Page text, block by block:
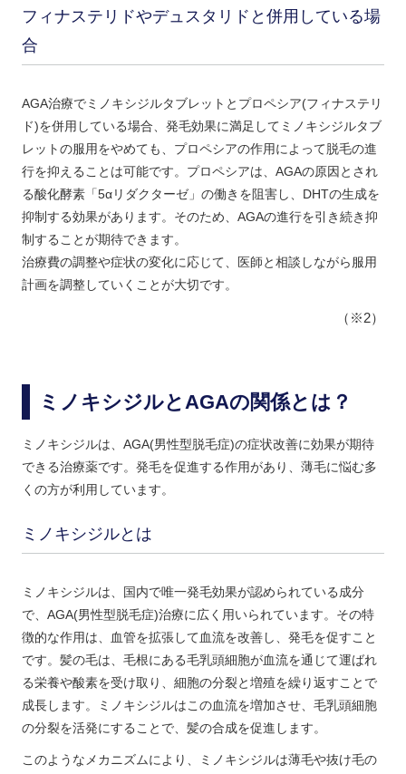
フィナステリドやデュスタリドと併用している場
合
AGA治療でミノキシジルタブレットとプロペシア(フィナステリ
ド)を併用している場合、発毛効果に満足してミノキシジルタブ
レットの服用をやめても、プロペシアの作用によって脱毛の進
行を抑えることは可能です。プロペシアは、AGAの原因とされ
る酸化酵素「5αリダクターゼ」の働きを阻害し、DHTの生成を
抑制する効果があります。そのため、AGAの進行を引き続き抑
制することが期待できます。
治療費の調整や症状の変化に応じて、医師と相談しながら服用
計画を調整していくことが大切です。
（※2）
ミノキシジルとAGAの関係とは？
ミノキシジルは、AGA(男性型脱毛症)の症状改善に効果が期待
できる治療薬です。発毛を促進する作用があり、薄毛に悩む多
くの方が利用しています。
ミノキシジルとは
ミノキシジルは、国内で唯一発毛効果が認められている成分
で、AGA(男性型脱毛症)治療に広く用いられています。その特
徴的な作用は、血管を拡張して血流を改善し、発毛を促すこと
です。髪の毛は、毛根にある毛乳頭細胞が血流を通じて運ばれ
る栄養や酸素を受け取り、細胞の分裂と増殖を繰り返すことで
成長します。ミノキシジルはこの血流を増加させ、毛乳頭細胞
の分裂を活発にすることで、髪の合成を促進します。
このようなメカニズムにより、ミノキシジルは薄毛や抜け毛の